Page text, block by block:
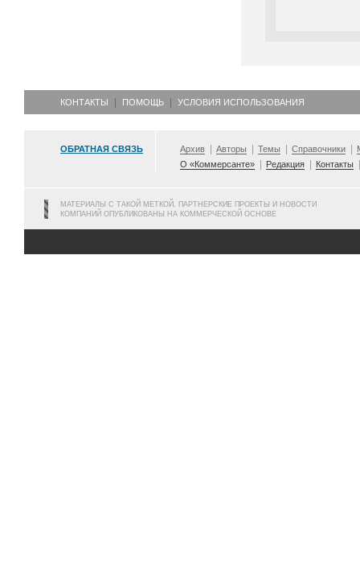
КОНТАКТЫ ПОМОЩЬ УСЛОВИЯ ИСПОЛЬЗОВАНИЯ
ОБРАТНАЯ СВЯЗЬ Архив Авторы Темы Справочники
О «Коммерсанте»
Редакция Контакты
МАТЕРИАЛЫ С ТАКОЙ МЕТКОЙ, ПАРТНЕРСКИЕ ПРОЕКТЫ И НОВОСТИ
КОМПАНИЙ ОПУБЛИКОВАНЫ НА КОММЕРЧЕСКОЙ ОСНОВЕ